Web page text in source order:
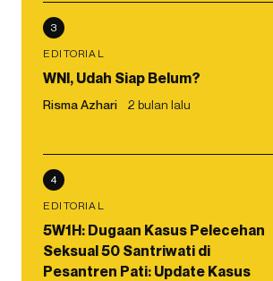
3
EDITORIAL
WNI, Udah Siap Belum?
Risma Azhari 2 bulan lalu
4
EDITORIAL
5W1H: Dugaan Kasus Pelecehan
Seksual 50 Santriwati di
Pesantren Pati: Update Kasus